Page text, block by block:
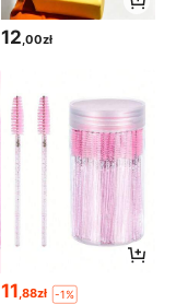
12 ,00zł
11,88zł
-1%